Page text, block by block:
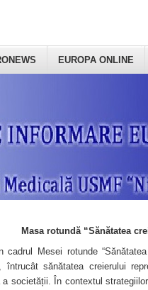
EUROPA ONLINE
Masa rotundă “Sănătatea
cadrul Mesei rotunde
întrucât sănătatea creierului
a societății. În contextul